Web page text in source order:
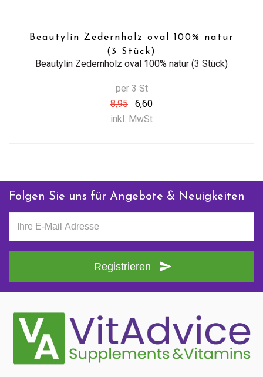
Beautylin Zedernholz oval 100% natur
(3 Stück)
Beautylin Zedernholz oval 100% natur (3 Stück)
per 3 St
8,95
6,60
inkl. MwSt
Folgen Sie uns für Angebote & Neuigkeiten
Registrieren